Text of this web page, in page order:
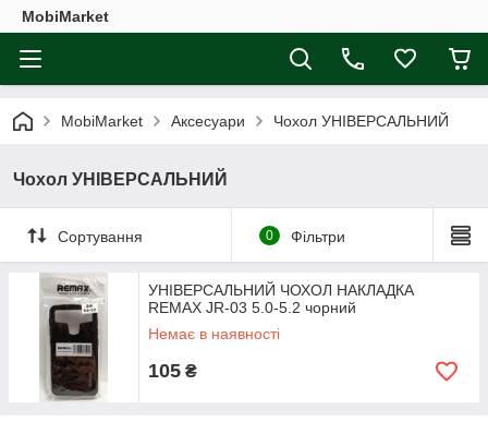
MobiMarket
MobiMarket Аксесуари Чохол УНІВЕРСАЛЬНИЙ
Чохол УНІВЕРСАЛЬНИЙ
Сортування 0 Фільтри
УНІВЕРСАЛЬНИЙ ЧОХОЛ НАКЛАДКА
REMAX JR-03 5.0-5.2 чорний
Немає в наявності
105 ₴